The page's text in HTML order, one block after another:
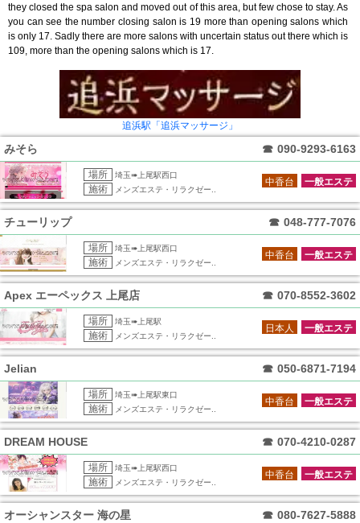
they closed the spa salon and moved out of this area, but few chose to stay. As
you can see the number closing salon is 19 more than opening salons which
is only 17. Sadly there are more salons with uncertain status out there which is
109, more than the opening salons which is 17.
追浜駅「追浜マッサージ」
みそら ☎ 090-9293-6163
場所 埼玉➠上尾駅西口
施術 メンズエステ・リラクゼー..
一般エステ
中香台
チューリップ ☎ 048-777-7076
場所 埼玉➠上尾駅西口
施術 メンズエステ・リラクゼー..
一般エステ
中香台
Apex エーペックス 上尾店 ☎ 070-8552-3602
場所 埼玉➠上尾駅
施術 メンズエステ・リラクゼー..
一般エステ
日本人
Jelian ☎ 050-6871-7194
場所 埼玉➠上尾駅東口
施術 メンズエステ・リラクゼー..
一般エステ
中香台
DREAM HOUSE ☎ 070-4210-0287
場所 埼玉➠上尾駅西口
施術 メンズエステ・リラクゼー..
一般エステ
中香台
オーシャンスター 海の星 ☎ 080-7627-5888